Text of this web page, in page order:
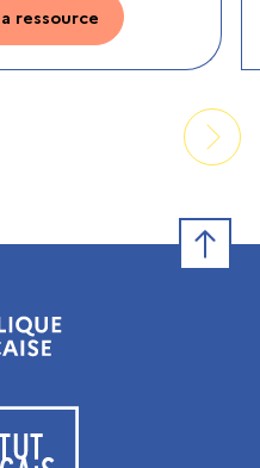
ressource
français